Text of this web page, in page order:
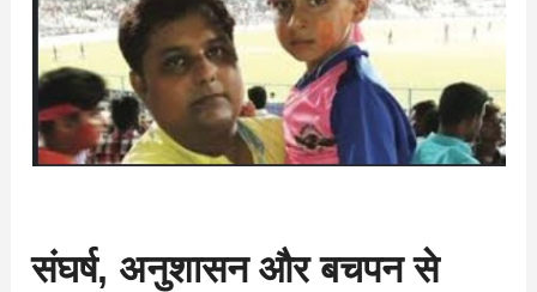
संघर्ष, अनुशासन और बचपन से